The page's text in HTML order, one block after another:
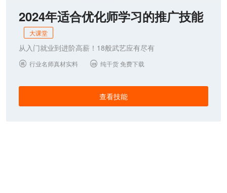
2024年适合优化师学习的推广技能
大课堂
从入门就业到进阶高薪！18般武艺应有尽有
 行业名师真材实料  纯干货 免费下载
查看技能